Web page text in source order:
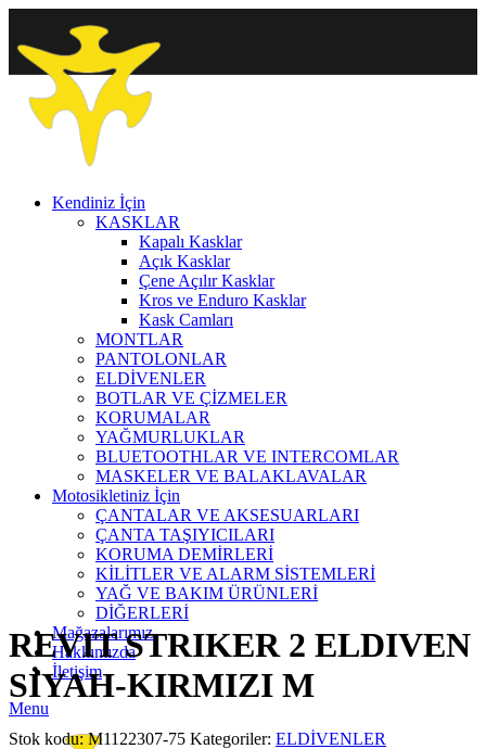
Kendiniz İçin
KASKLAR
Kapalı Kasklar
Açık Kasklar
Çene Açılır Kasklar
Kros ve Enduro Kasklar
Kask Camları
MONTLAR
PANTOLONLAR
ELDİVENLER
BOTLAR VE ÇİZMELER
KORUMALAR
YAĞMURLUKLAR
BLUETOOTHLAR VE INTERCOMLAR
MASKELER VE BALAKLAVALAR
Motosikletiniz İçin
ÇANTALAR VE AKSESUARLARI
ÇANTA TAŞIYICILARI
KORUMA DEMİRLERİ
KİLİTLER VE ALARM SİSTEMLERİ
YAĞ VE BAKIM ÜRÜNLERİ
DİĞERLERİ
Mağazalarımız
Hakkımızda
İletişim
Menu
Click to enlarge
REVIT STRIKER 2 ELDIVEN
SİYAH-KIRMIZI M
Stok kodu:M1122307-75 Kategoriler: ELDİVENLER